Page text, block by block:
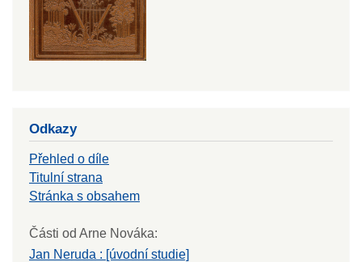
Odkazy
Přehled o díle
Titulní strana
Stránka s obsahem
Části od Arne Nováka:
Jan Neruda : [úvodní studie]